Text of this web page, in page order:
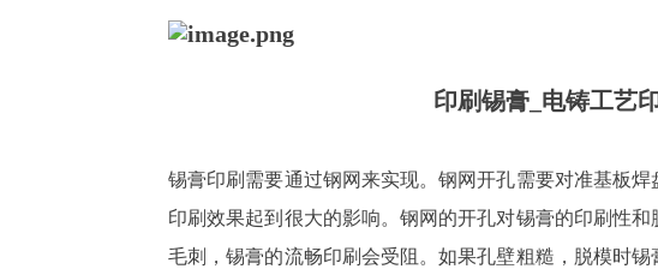
印刷锡膏_电铸工艺
锡膏印刷需要通过钢网来实现。钢网开孔需要对准基板
印刷效果起到很大的影响。钢网的开孔对锡膏的印刷性
毛刺，锡膏的流畅印刷会受阻。如果孔壁粗糙，脱模时